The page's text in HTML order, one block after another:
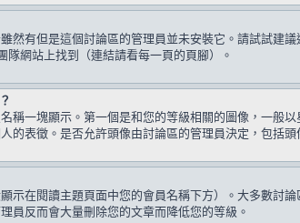
然有但是這個討論區的管理員並未安裝它。請試試建
網站上找到（連結請看每一頁的頁腳）。
稱一塊顯示。第一個是和您的等級相關的圖像，一般
的表徵。是否允許頭像由討論區的管理員決定，包括
示在閱讀主題頁面中您的會員名稱下方）。大多數討
員反而會大量刪除您的文章而降低您的等級。